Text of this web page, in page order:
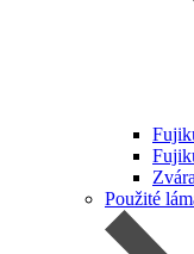
Použité